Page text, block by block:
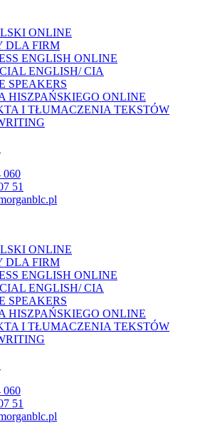
ONLINE
DLA FIRM
ENGLISH ONLINE
ENGLISH/ CIA
SPEAKERS
HISZPAŃSKIEGO ONLINE
I TŁUMACZENIA TEKSTÓW
060
51
ONLINE
DLA FIRM
ENGLISH ONLINE
ENGLISH/ CIA
SPEAKERS
HISZPAŃSKIEGO ONLINE
I TŁUMACZENIA TEKSTÓW
060
51